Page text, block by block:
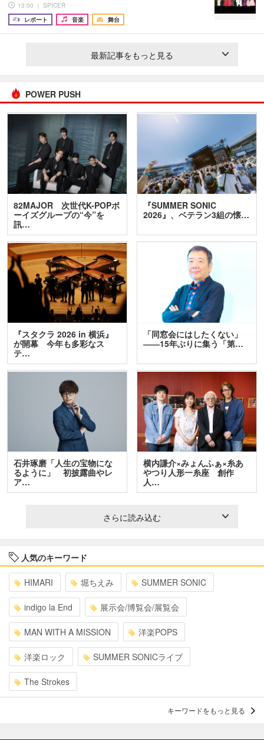
13:00 ｜ SPICER
レポート
音楽 舞台
最新記事をもっと見る
POWER PUSH
82MAJOR 次世代K-POPボ
ーイズグループの“今”を
訊…
『SUMMER SONIC
2026』、ベテラン3組の懐…
『スタクラ 2026 in 横浜』
が開幕 今年も多彩なス
テ…
「同窓会にはしたくない」
――15年ぶりに集う「第…
石井琢磨「人生の宝物にな
るように」 初披露曲やレ
ア…
横内謙介×みょんふぁ×糸あ
やつり人形一糸座 創作
人…
さらに読み込む
人気のキーワード
HIMARI 堀ちえみ SUMMER SONIC
indigo la End 展示会/博覧会/展覧会
MAN WITH A MISSION 洋楽POPS
洋楽ロック SUMMER SONICライブ
The Strokes
キーワードをもっと見る